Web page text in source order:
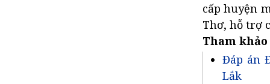
cấp huyện
Thơ, hỗ trợ
Tham
Đáp án
Lắk